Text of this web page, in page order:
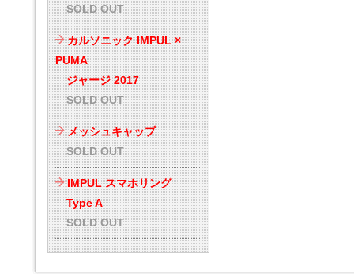
SOLD OUT
カルソニック IMPUL ×
PUMA
ジャージ 2017
SOLD OUT
メッシュキャップ
SOLD OUT
IMPUL スマホリング
Type A
SOLD OUT